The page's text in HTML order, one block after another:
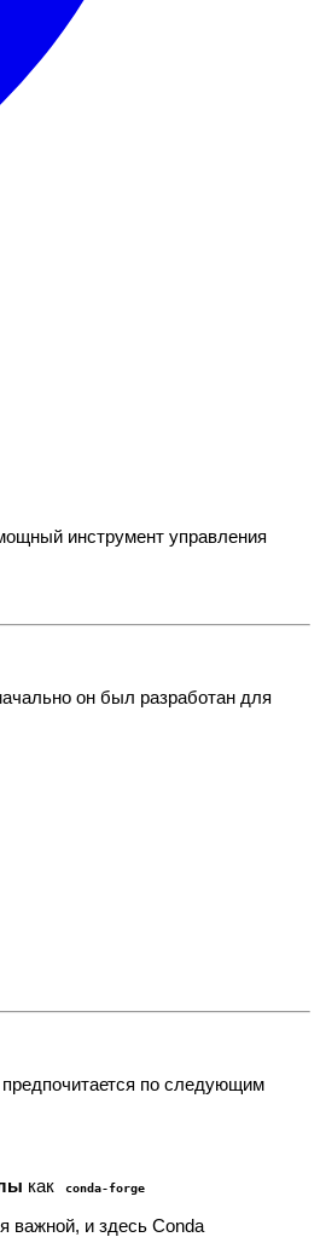
инструмент управления
он был разработан для
по следующим
как conda-forge
важной, и здесь Conda